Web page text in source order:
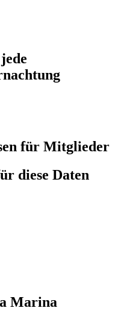
für Mitglieder
diese Daten
Marina